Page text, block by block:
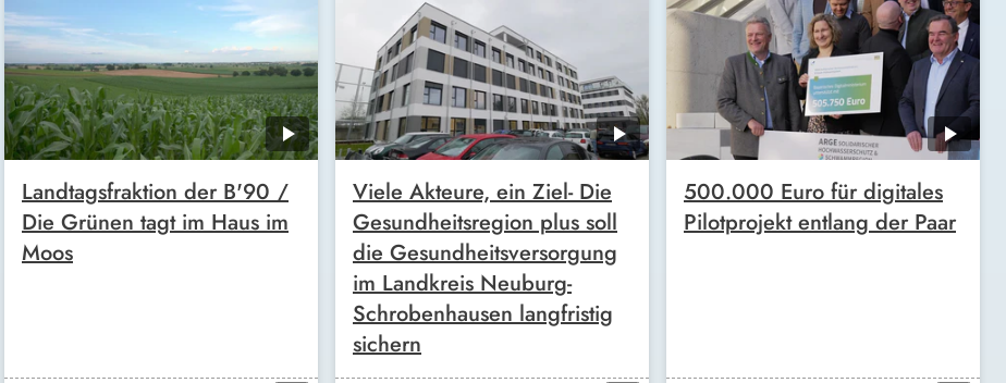
Landtagsfraktion der B'90 /
Die Grünen tagt im Haus im
Moos
Viele Akteure, ein Ziel- Die
Gesundheitsregion plus soll
die Gesundheitsversorgung
im Landkreis Neuburg-
Schrobenhausen langfristig
sichern
500.000 Euro für digitales
Pilotprojekt entlang der Paar